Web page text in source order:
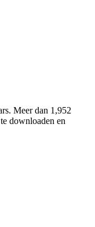
Meer dan 1,952
downloaden en